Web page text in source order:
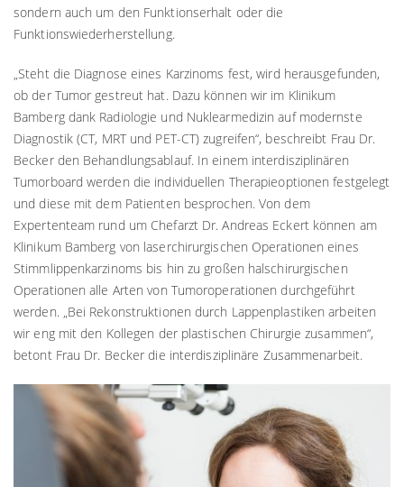
sondern auch um den Funktionserhalt oder die
Funktionswiederherstellung.
„Steht die Diagnose eines Karzinoms fest, wird herausgefunden,
ob der Tumor gestreut hat. Dazu können wir im Klinikum
Bamberg dank Radiologie und Nuklearmedizin auf modernste
Diagnostik (CT, MRT und PET-CT) zugreifen“, beschreibt Frau Dr.
Becker den Behandlungsablauf. In einem interdisziplinären
Tumorboard werden die individuellen Therapieoptionen festgelegt
und diese mit dem Patienten besprochen. Von dem
Expertenteam rund um Chefarzt Dr. Andreas Eckert können am
Klinikum Bamberg von laserchirurgischen Operationen eines
Stimmlippenkarzinoms bis hin zu großen halschirurgischen
Operationen alle Arten von Tumoroperationen durchgeführt
werden. „Bei Rekonstruktionen durch Lappenplastiken arbeiten
wir eng mit den Kollegen der plastischen Chirurgie zusammen“,
betont Frau Dr. Becker die interdisziplinäre Zusammenarbeit.